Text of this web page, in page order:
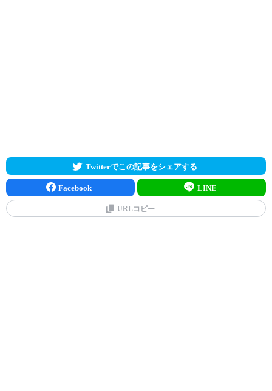
Twitterでこの記事をシェアする
Facebook LINE
URLコピー